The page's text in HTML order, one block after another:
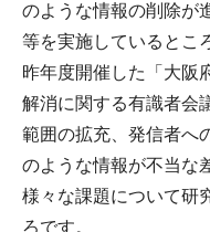
のような情報の削除が
等を実施しているとこ
昨年度開催した「大阪
解消に関する有識者会
範囲の拡充、発信者へ
のような情報が不当な
様々な課題について研
ろです。